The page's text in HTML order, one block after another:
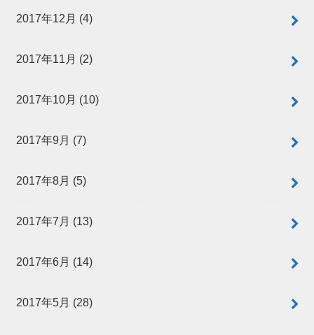
2017年12月 (4)
2017年11月 (2)
2017年10月 (10)
2017年9月 (7)
2017年8月 (5)
2017年7月 (13)
2017年6月 (14)
2017年5月 (28)